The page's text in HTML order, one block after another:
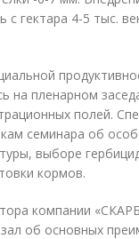
с гектара 4-5 тыс.
на пленарном
полей.
семинара об
выборе
кормов.
компании
об основных